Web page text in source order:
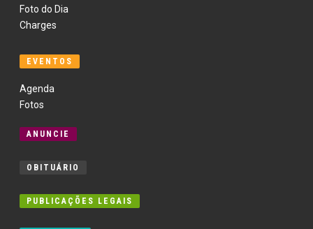
Foto do Dia
Charges
EVENTOS
Agenda
Fotos
ANUNCIE
OBITUÁRIO
PUBLICAÇÕES LEGAIS